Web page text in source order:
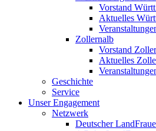
Vorstand
Aktuelles
Zollernalb
Vorstand
Aktuelles
Geschichte
Service
Unser Engagement
Netzwerk
Deutscher